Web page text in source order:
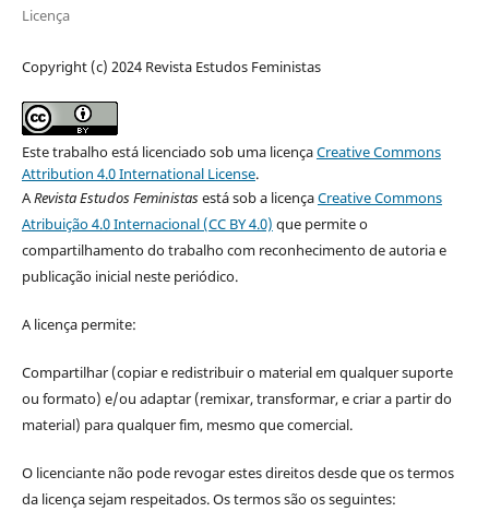
Licença
Copyright (c) 2024 Revista Estudos Feministas
Este trabalho está licenciado sob uma licençaCreative Commons
Attribution 4.0 International License.
ARevista Estudos Feministasestá sob a licençaCreative Commons
Atribuição 4.0 Internacional (CC BY 4.0) que permite o
compartilhamento do trabalho com reconhecimento de autoria e
publicação inicial neste periódico.
A licença permite:
Compartilhar (copiar e redistribuir o material em qualquer suporte
ou formato) e/ou adaptar (remixar, transformar, e criar a partir do
material) para qualquer fim, mesmo que comercial.
O licenciante não pode revogar estes direitos desde que os termos
da licença sejam respeitados. Os termos são os seguintes: